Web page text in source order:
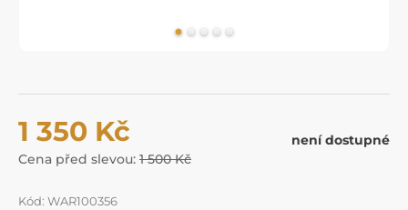
1 350 Kč
Cena před slevou: 1 500 Kč
není dostupné
Kód: WAR100356